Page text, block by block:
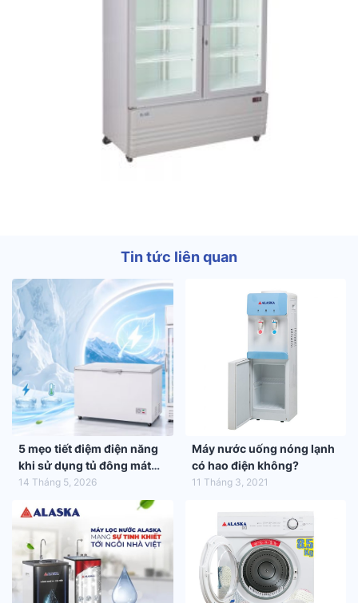
Tin tức liên quan
5 mẹo tiết điệm điện năng
khi sử dụng tủ đông mát
trong mùa hè 2026
14 Tháng 5, 2026
Máy nước uống nóng lạnh
có hao điện không?
11 Tháng 3, 2021